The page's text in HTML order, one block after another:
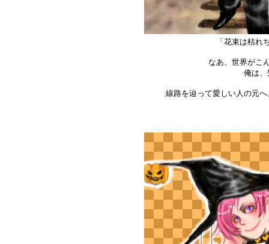
「花束は枯れ
なあ、世界がこ
俺は、
線路を辿って愛しい人の元